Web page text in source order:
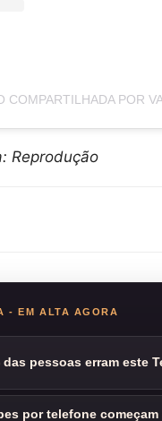
Reprodução
- EM ALTA AGORA
das pessoas erram este
por telefone